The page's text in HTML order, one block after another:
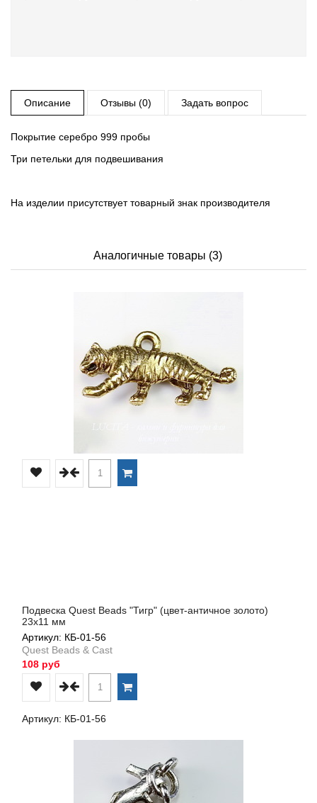
Описание Отзывы (0) Задать вопрос
Покрытие серебро 999 пробы
Три петельки для подвешивания
На изделии присутствует товарный знак производителя
Аналогичные товары (3)
Подвеска Quest Beads "Тигр" (цвет-античное золото)
23х11 мм
Артикул: КБ-01-56
Quest Beads & Cast
108 руб
Артикул: КБ-01-56